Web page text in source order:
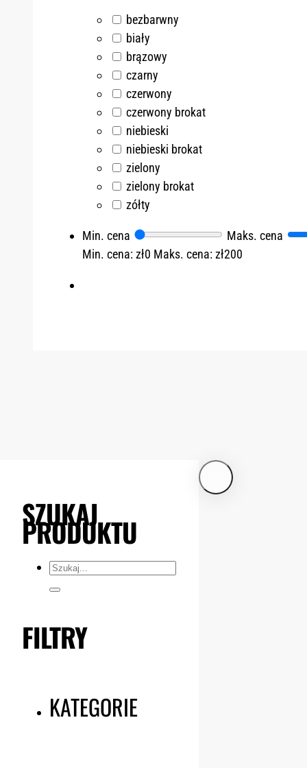
bezbarwny
biały
brązowy
czarny
czerwony
czerwony brokat
niebieski
niebieski brokat
zielony
zielony brokat
zółty
Min. cena
Maks. cena
Min. cena: zł0 Maks. cena: zł200
SZUKAJ
PRODUKTU
Szukaj...
FILTRY
KATEGORIE